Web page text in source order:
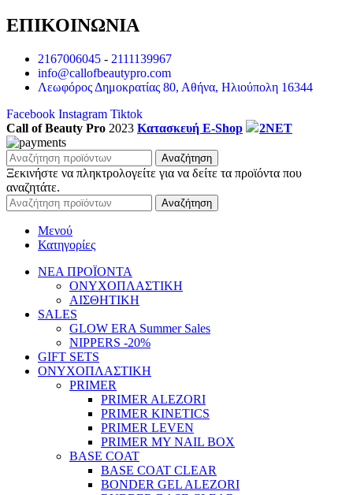
ΕΠΙΚΟΙΝΩΝΙΑ
2167006045 - 2111139967
info@callofbeautypro.com
Λεωφόρος Δημοκρατίας 80, Αθήνα, Ηλιούπολη 16344
Facebook Instagram Tiktok
Call of Beauty Pro 2023 Κατασκευή E-Shop 2NET
Αναζήτηση
Ξεκινήστε να πληκτρολογείτε για να δείτε τα προϊόντα που
αναζητάτε.
Αναζήτηση
Μενού
Κατηγορίες
ΝΕΑ ΠΡΟΪΟΝΤΑ
ΟΝΥΧΟΠΛΑΣΤΙΚΗ
ΑΙΣΘΗΤΙΚΗ
SALES
GLOW ERA Summer Sales
NIPPERS -20%
GIFT SETS
ΟΝΥΧΟΠΛΑΣΤΙΚΗ
PRIMER
PRIMER ALEZORI
PRIMER KINETICS
PRIMER LEVEN
PRIMER MY NAIL BOX
BASE COAT
BASE COAT CLEAR
BONDER GEL ALEZORI